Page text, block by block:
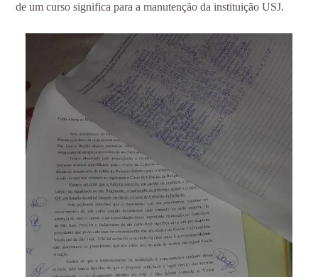
de um curso significa para a manutenção da instituição USJ.